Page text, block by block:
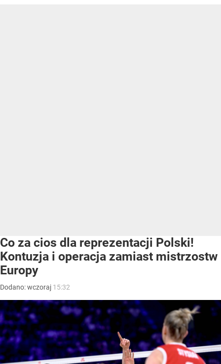
Co za cios dla reprezentacji Polski!
Kontuzja i operacja zamiast mistrzostw
Europy
Dodano:wczoraj 15:32